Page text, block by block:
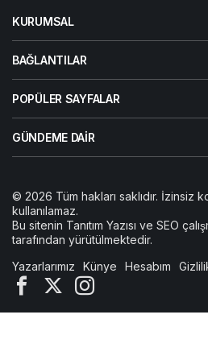
KURUMSAL
BAĞLANTILAR
POPÜLER SAYFALAR
GÜNDEME DAIR
© 2026 Tüm hakları saklıdır. İzinsiz
kullanılamaz.
Bu sitenin Tanıtım Yazısı ve SEO
tarafından yürütülmektedir.
Yazarlarımız
Künye Hesabım